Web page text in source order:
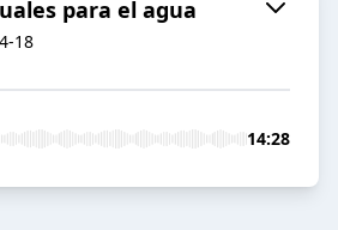
para el agua
18
14:28